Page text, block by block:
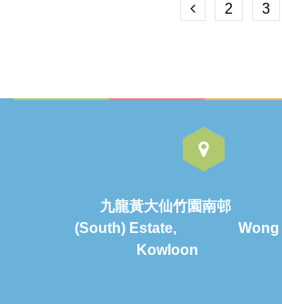
2 3
九龍黃大仙竹園南邨
(South) Estate, Wong
Kowloon